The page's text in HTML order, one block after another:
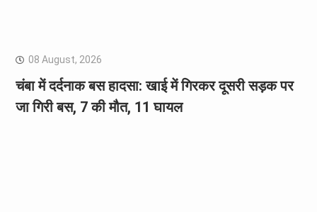
08 August, 2026
चंबा में दर्दनाक बस हादसा: खाई में गिरकर दूसरी सड़क पर
जा गिरी बस, 7 की मौत, 11 घायल